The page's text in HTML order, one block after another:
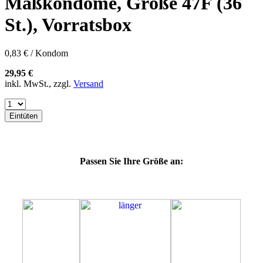
60F
60G
60H
60K
60L
64E
64F
64L
64M
St.), Vorratsbox
0,83 € / Kondom
29,95 €
inkl. MwSt., zzgl. Versand
Eintüten
Passen Sie Ihre Größe an: